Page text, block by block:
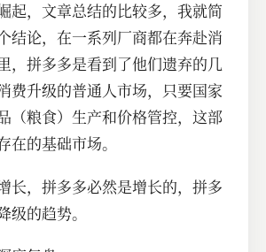
起，文章总结的比较多，我就简
结论，在一系列厂商都在奔赴消
，拼多多是看到了他们遗弃的几
费升级的普通人市场，只要国家
（粮食）生产和价格管控，这部
在的基础市场。
长，拼多多必然是增长的，拼多
级的趋势。